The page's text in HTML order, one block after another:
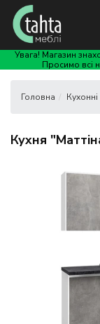
Увага! Магазин
Просимо всі
Кухня